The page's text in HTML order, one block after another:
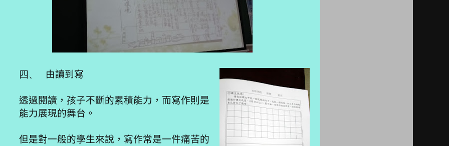
四、 由讀到寫
透過閱讀，孩子不斷的累積能力，而寫作則是
能力展現的舞台。
但是對一般的學生來說，寫作常是一件痛苦的